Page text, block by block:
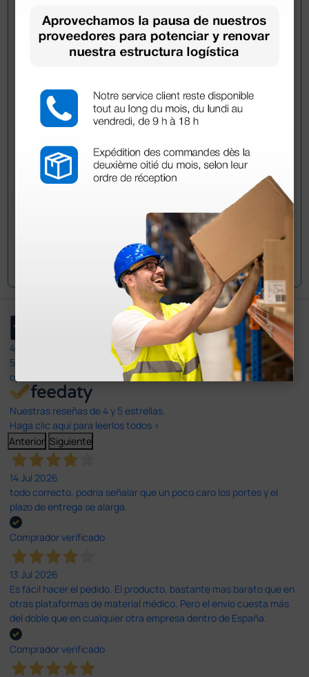
¿Todavía tienes alguna duda? ¿Necesitas más
información?
Envía ahora mismo tu pregunta a los colegas que ya
Envía tu pregunta
4,4
597
opiniones
Nuestras reseñas de 4 y 5 estrellas.
Haga clic aquí para leerlos todos >
Anterior Siguiente
14 Jul 2026
todo correcto. podria señalar que un poco caro los portes y el
plazo de entrega se alarga.
Comprador verificado
13 Jul 2026
Es fácil hacer el pedido. El producto, bastante mas barato que en
otras plataformas de material médico. Pero el envío cuesta más
del doble que en cualquier otra empresa dentro de España.
Comprador verificado